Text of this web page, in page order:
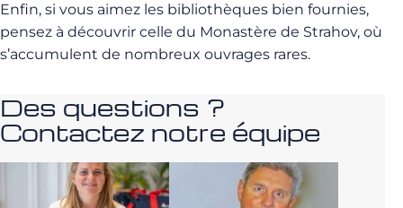
Enfin, si vous aimez les bibliothèques bien fournies,
pensez à découvrir celle du Monastère de Strahov, où
s’accumulent de nombreux ouvrages rares.
Des questions ?
Contactez notre équipe